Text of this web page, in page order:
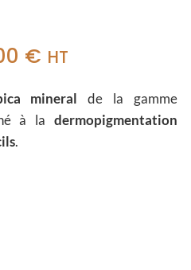
€ Plage
prix :
HT
mineral de la gamme
à la dermopigmentation
.